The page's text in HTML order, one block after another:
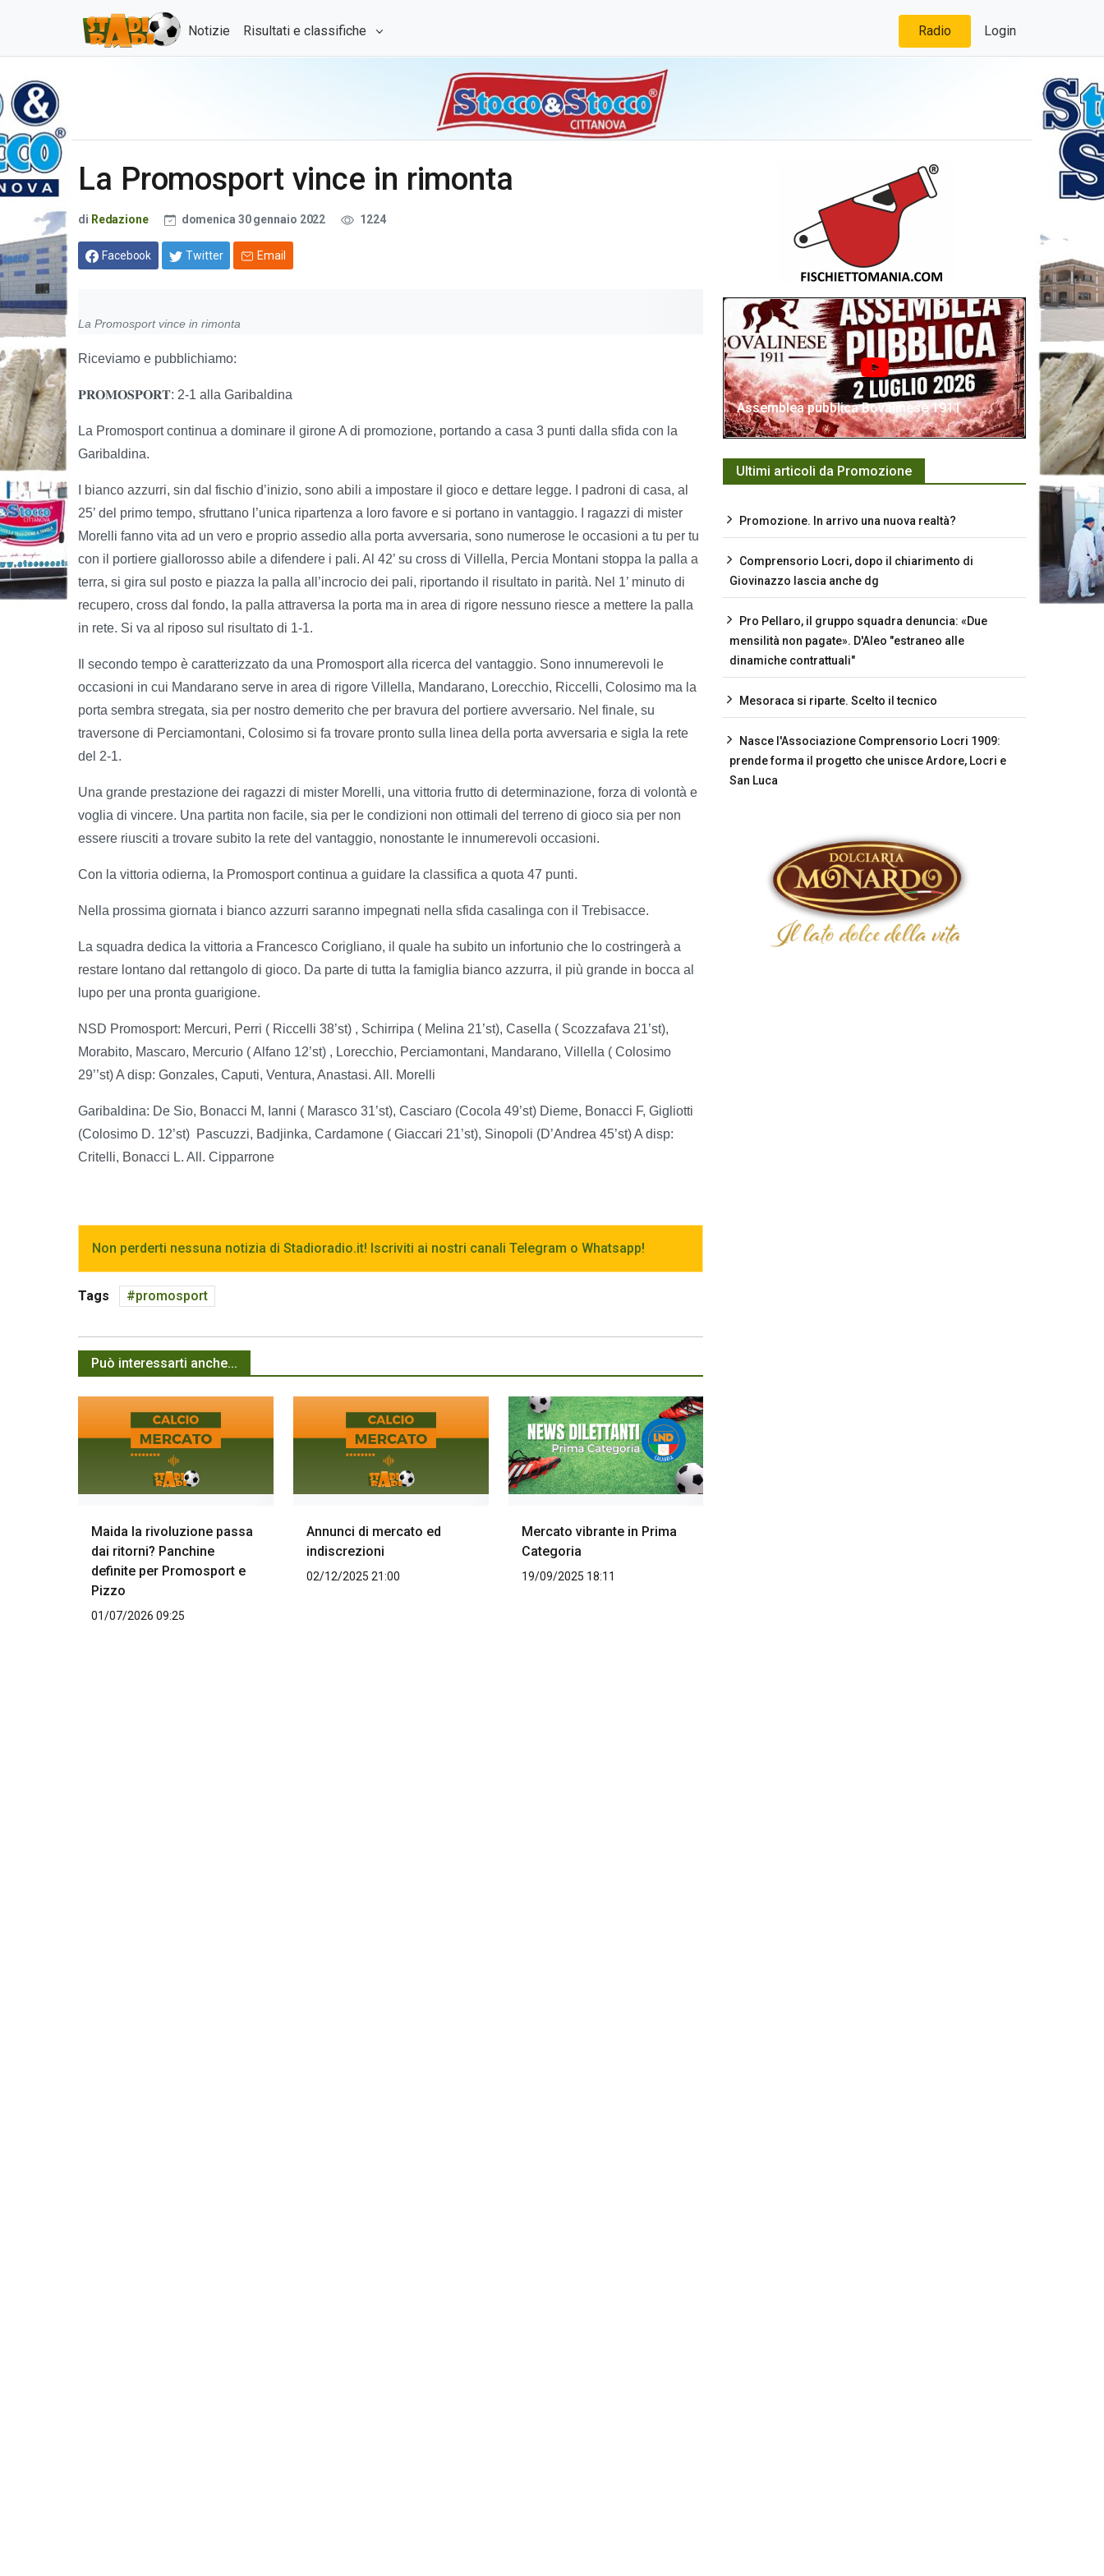
Notizie Risultati e classifiche Radio Login
La Promosport vince in rimonta
di Redazione domenica 30 gennaio 2022 1224
Facebook Twitter Email
La Promosport vince in rimonta
Riceviamo e pubblichiamo:
𝐏𝐑𝐎𝐌𝐎𝐒𝐏𝐎𝐑𝐓: 2-1 alla Garibaldina
La Promosport continua a dominare il girone A di promozione, portando a casa 3 punti dalla sfida con la
Garibaldina.
I bianco azzurri, sin dal fischio d’inizio, sono abili a impostare il gioco e dettare legge. I padroni di casa, al
25’ del primo tempo, sfruttano l’unica ripartenza a loro favore e si portano in vantaggio. I ragazzi di mister
Morelli fanno vita ad un vero e proprio assedio alla porta avversaria, sono numerose le occasioni a tu per tu
con il portiere giallorosso abile a difendere i pali. Al 42’ su cross di Villella, Percia Montani stoppa la palla a
terra, si gira sul posto e piazza la palla all’incrocio dei pali, riportando il risultato in parità. Nel 1’ minuto di
recupero, cross dal fondo, la palla attraversa la porta ma in area di rigore nessuno riesce a mettere la palla
in rete. Si va al riposo sul risultato di 1-1.
Il secondo tempo è caratterizzato da una Promosport alla ricerca del vantaggio. Sono innumerevoli le
occasioni in cui Mandarano serve in area di rigore Villella, Mandarano, Lorecchio, Riccelli, Colosimo ma la
porta sembra stregata, sia per nostro demerito che per bravura del portiere avversario. Nel finale, su
traversone di Perciamontani, Colosimo si fa trovare pronto sulla linea della porta avversaria e sigla la rete
del 2-1.
Una grande prestazione dei ragazzi di mister Morelli, una vittoria frutto di determinazione, forza di volontà e
voglia di vincere. Una partita non facile, sia per le condizioni non ottimali del terreno di gioco sia per non
essere riusciti a trovare subito la rete del vantaggio, nonostante le innumerevoli occasioni.
Con la vittoria odierna, la Promosport continua a guidare la classifica a quota 47 punti.
Nella prossima giornata i bianco azzurri saranno impegnati nella sfida casalinga con il Trebisacce.
La squadra dedica la vittoria a Francesco Corigliano, il quale ha subito un infortunio che lo costringerà a
restare lontano dal rettangolo di gioco. Da parte di tutta la famiglia bianco azzurra, il più grande in bocca al
lupo per una pronta guarigione.
NSD Promosport: Mercuri, Perri ( Riccelli 38’st) , Schirripa ( Melina 21’st), Casella ( Scozzafava 21’st),
Morabito, Mascaro, Mercurio ( Alfano 12’st) , Lorecchio, Perciamontani, Mandarano, Villella ( Colosimo
29’’st) A disp: Gonzales, Caputi, Ventura, Anastasi. All. Morelli
Garibaldina: De Sio, Bonacci M, Ianni ( Marasco 31’st), Casciaro (Cocola 49’st) Dieme, Bonacci F, Gigliotti
(Colosimo D. 12’st) Pascuzzi, Badjinka, Cardamone ( Giaccari 21’st), Sinopoli (D’Andrea 45’st) A disp:
Critelli, Bonacci L. All. Cipparrone
Non perderti nessuna notizia di Stadioradio.it! Iscriviti ai nostri canali Telegram o Whatsapp!
Tags promosport
Può interessarti anche...
Maida la rivoluzione passa
dai ritorni? Panchine
definite per Promosport e
Pizzo
01/07/2026 09:25
Annunci di mercato ed
indiscrezioni
02/12/2025 21:00
Mercato vibrante in Prima
Categoria
19/09/2025 18:11
Assemblea pubblica Bovalinese 1911
Ultimi articoli da Promozione
Promozione. In arrivo una nuova realtà?
Comprensorio Locri, dopo il chiarimento di
Giovinazzo lascia anche dg
Pro Pellaro, il gruppo squadra denuncia: «Due
mensilità non pagate». D'Aleo "estraneo alle
dinamiche contrattuali"
Mesoraca si riparte. Scelto il tecnico
Nasce l'Associazione Comprensorio Locri 1909:
prende forma il progetto che unisce Ardore, Locri e
San Luca